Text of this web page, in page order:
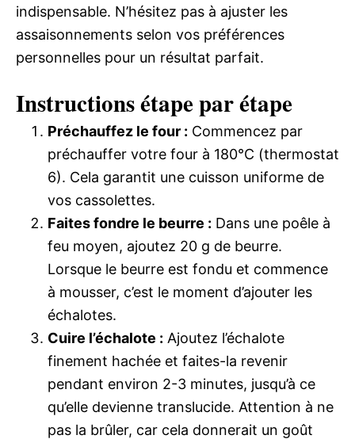
indispensable. N’hésitez pas à ajuster les
assaisonnements selon vos préférences
personnelles pour un résultat parfait.
Instructions étape par étape
Préchauffez le four : Commencez par
préchauffer votre four à 180°C (thermostat
6). Cela garantit une cuisson uniforme de
vos cassolettes.
Faites fondre le beurre : Dans une poêle à
feu moyen, ajoutez 20 g de beurre.
Lorsque le beurre est fondu et commence
à mousser, c’est le moment d’ajouter les
échalotes.
Cuire l’échalote : Ajoutez l’échalote
finement hachée et faites-la revenir
pendant environ 2-3 minutes, jusqu’à ce
qu’elle devienne translucide. Attention à ne
pas la brûler, car cela donnerait un goût